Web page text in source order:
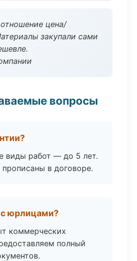
цена/
закупали сами
вопросы
виды работ — до 5 лет.
прописаны в договоре.
юрлицами?
коммерческих
полный